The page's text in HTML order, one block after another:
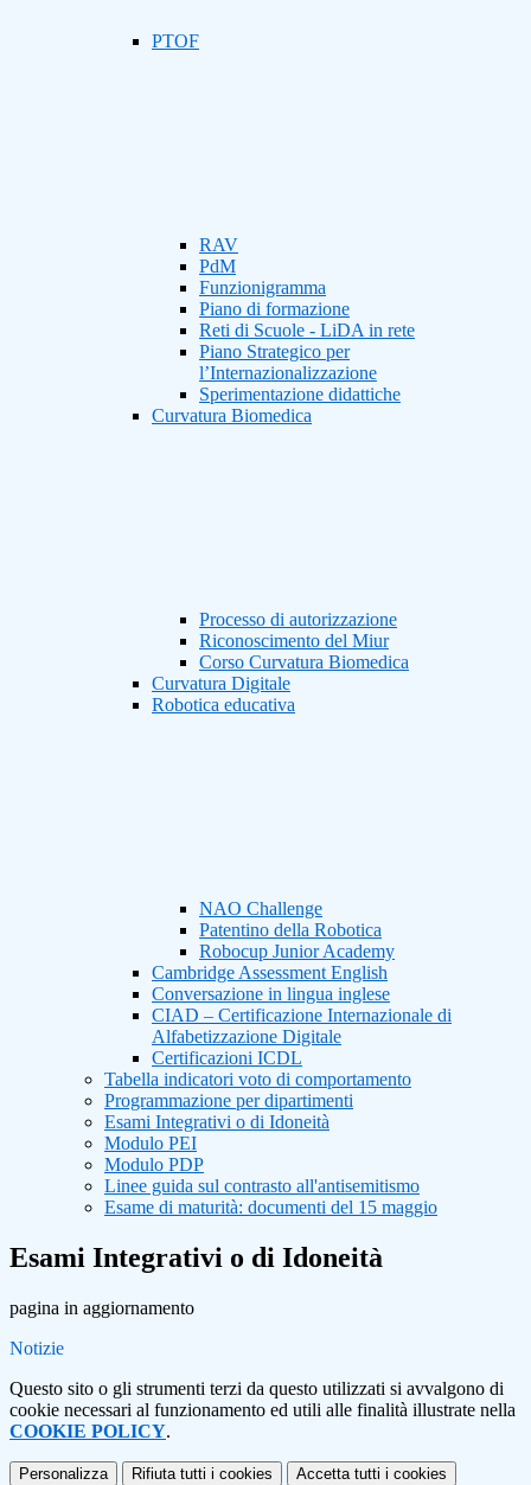
PTOF
RAV
PdM
Funzionigramma
Piano di formazione
Reti di Scuole - LiDA in rete
Piano Strategico per
l’Internazionalizzazione
Sperimentazione didattiche
Curvatura Biomedica
Processo di autorizzazione
Riconoscimento del Miur
Corso Curvatura Biomedica
Curvatura Digitale
Robotica educativa
NAO Challenge
Patentino della Robotica
Robocup Junior Academy
Cambridge Assessment English
Conversazione in lingua inglese
CIAD – Certificazione Internazionale di
Alfabetizzazione Digitale
Certificazioni ICDL
Tabella indicatori voto di comportamento
Programmazione per dipartimenti
Esami Integrativi o di Idoneità
Modulo PEI
Modulo PDP
Linee guida sul contrasto all'antisemitismo
Esame di maturità: documenti del 15 maggio
Esami Integrativi o di Idoneità
pagina in aggiornamento
Notizie
Questo sito o gli strumenti terzi da questo utilizzati si avvalgono di
cookie necessari al funzionamento ed utili alle finalità illustrate nella
COOKIE POLICY.
Personalizza Rifiuta tutti i cookies Accetta tutti i cookies